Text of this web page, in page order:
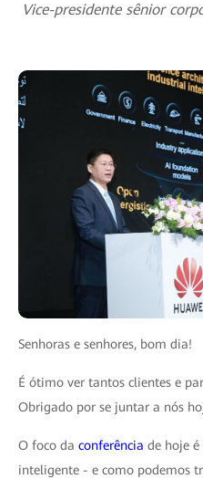
Vice-presidente sênior
Senhoras e senhores, bom dia!
É ótimo ver tantos clientes e
Obrigado por se juntar a nós
O foco da conferência de hoje
inteligente - e como podemos